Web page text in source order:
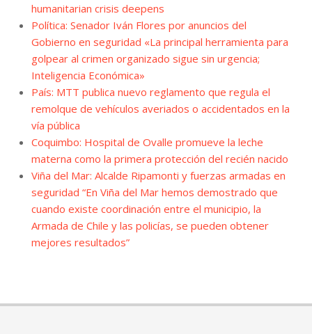
humanitarian crisis deepens
Política: Senador Iván Flores por anuncios del
Gobierno en seguridad «La principal herramienta para
golpear al crimen organizado sigue sin urgencia;
Inteligencia Económica»
País: MTT publica nuevo reglamento que regula el
remolque de vehículos averiados o accidentados en la
vía pública
Coquimbo: Hospital de Ovalle promueve la leche
materna como la primera protección del recién nacido
Viña del Mar: Alcalde Ripamonti y fuerzas armadas en
seguridad “En Viña del Mar hemos demostrado que
cuando existe coordinación entre el municipio, la
Armada de Chile y las policías, se pueden obtener
mejores resultados”